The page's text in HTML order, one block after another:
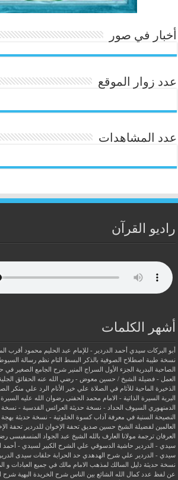
أخبار في صور
عدد زوار الموقع
عدد المشاهدات
راديو القرآن
أشهر الكلمات
أبو البركات سيدي أحمد الدردير - للإمام عبد الحليم محمود
أقرب
نسخة طيبة اصطلاح الصوفية بالذكر البسط التام نظم رسالة
الصاحبة البدرية
الجزء الأول السراج المنير شرح الجامع الصغير في
العمل - فضيلة الشيخ / حسين معوض - رضي الله عنه
الحقائق
الذخيرة الماحية للآثام في الصلاة علي خير الأنام
الرد علي منكر
البرية
السيرة الذاتية - الامام محمد الحفنى رضوان الله عليه
الدمنهوري
السيوف الحداد - نسخة حديثة العرائس القدسية - نسخة
النصيحة السنية في معرفة آداب كسوة الخلوتية - نسخة حديثة
العالمين لفضيلة الشيخ حسين صديق
تحفة الإخوان للدردير تحفة
العرفان ترجمة مولانا العارف بالله الشيخ عبد الجواد المنسفيسى
سيدي - الدردير
حاشية الدسوقي علي الشرح الكبير لسيدي - أحمد
سيدي - الدردير علي شرح الهدهدي حد الحرابة حلقات سيدى الدرير 1
نسخة حديثة دليل السالك لمذهب الامام مالك في جميع العبادات و
عن لفظ عدد كمال الله الشائع بين الناس شرح الخريدة البهية شرح